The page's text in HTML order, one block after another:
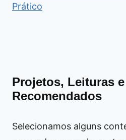
Prático
Projetos, Leituras
Recomendados
Selecionamos alguns